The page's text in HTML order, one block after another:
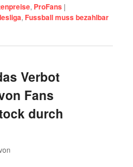
, ProFans |
, Fussball muss bezahlbar
Verbot
Fans
durch